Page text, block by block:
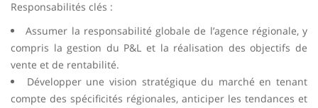
Responsabilités clés :
Assumer la responsabilité globale de l’agence régionale, y
compris la gestion du P&L et la réalisation des objectifs de
vente et de rentabilité.
Développer une vision stratégique du marché en tenant
compte des spécificités régionales, anticiper les tendances et